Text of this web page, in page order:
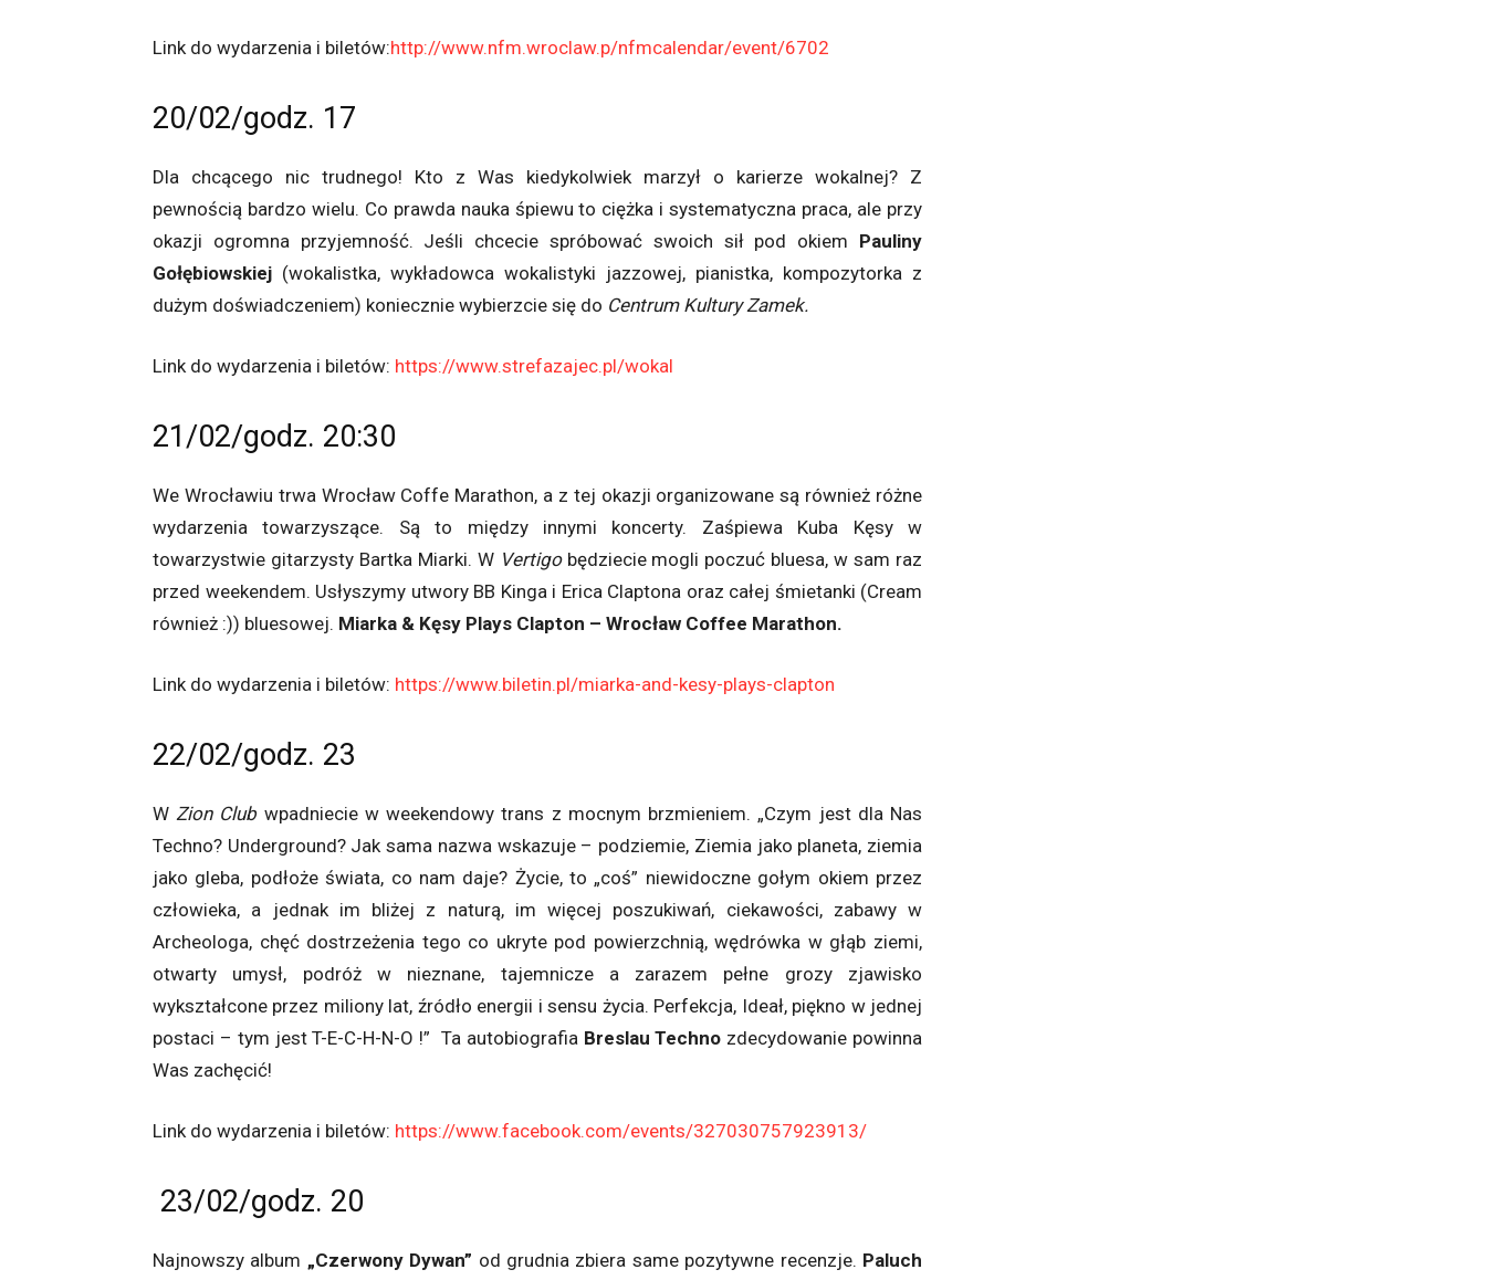
Link do wydarzenia i biletów:http://www.nfm.wroclaw.p/nfmcalendar/event/6702
20/02/godz. 17
Dla chcącego nic trudnego! Kto z Was kiedykolwiek marzył o karierze wokalnej? Z
pewnością bardzo wielu. Co prawda nauka śpiewu to ciężka i systematyczna praca, ale przy
okazji ogromna przyjemność. Jeśli chcecie spróbować swoich sił pod okiem Pauliny
Gołębiowskiej (wokalistka, wykładowca wokalistyki jazzowej, pianistka, kompozytorka z
dużym doświadczeniem) koniecznie wybierzcie się do Centrum Kultury Zamek.
Link do wydarzenia i biletów: https://www.strefazajec.pl/wokal
21/02/godz. 20:30
We Wrocławiu trwa Wrocław Coffe Marathon, a z tej okazji organizowane są również różne
wydarzenia towarzyszące. Są to między innymi koncerty. Zaśpiewa Kuba Kęsy w
towarzystwie gitarzysty Bartka Miarki. W Vertigobędziecie mogli poczuć bluesa, w sam raz
przed weekendem. Usłyszymy utwory BB Kinga i Erica Claptona oraz całej śmietanki (Cream
również :)) bluesowej. Miarka & Kęsy Plays Clapton – Wrocław Coffee Marathon.
Link do wydarzenia i biletów: https://www.biletin.pl/miarka-and-kesy-plays-clapton
22/02/godz. 23
WZion Clubwpadniecie w weekendowy trans z mocnym brzmieniem. „Czym jest dla Nas
Techno? Underground? Jak sama nazwa wskazuje – podziemie, Ziemia jako planeta, ziemia
jako gleba, podłoże świata, co nam daje? Życie, to „coś” niewidoczne gołym okiem przez
człowieka, a jednak im bliżej z naturą, im więcej poszukiwań, ciekawości, zabawy w
Archeologa, chęć dostrzeżenia tego co ukryte pod powierzchnią, wędrówka w głąb ziemi,
otwarty umysł, podróż w nieznane, tajemnicze a zarazem pełne grozy zjawisko
wykształcone przez miliony lat, źródło energii i sensu życia. Perfekcja, Ideał, piękno w jednej
postaci – tym jest T-E-C-H-N-O !” Ta autobiografia Breslau Techno zdecydowanie powinna
Was zachęcić!
Link do wydarzenia i biletów: https://www.facebook.com/events/327030757923913/
23/02/godz. 20
Najnowszy album „Czerwony Dywan” od grudnia zbiera same pozytywne recenzje. Paluch